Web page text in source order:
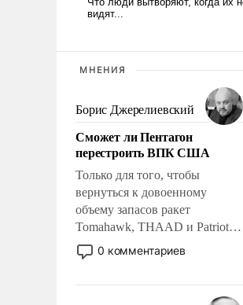
МНЕНИЯ
Борис Джерелиевский
Сможет ли Пентагон
перестроить ВПК США
Только для того, чтобы
вернуться к довоенному
объему запасов ракет
Tomahawk, THAAD и Patriot
США потребуется более трех
лет. Даже небольшая война с
0 комментариев